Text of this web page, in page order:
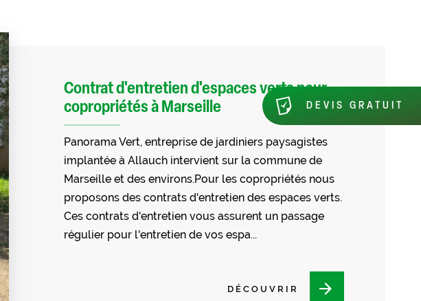
Contrat d'entretien d'espaces verts pour
copropriétés à Marseille
Panorama Vert, entreprise de jardiniers paysagistes
implantée à Allauch intervient sur la commune de
Marseille et des environs.Pour les copropriétés nous
proposons des contrats d'entretien des espaces verts.
Ces contrats d'entretien vous assurent un passage
régulier pour l'entretien de vos espa...
DÉCOUVRIR
DEVIS GRATUIT